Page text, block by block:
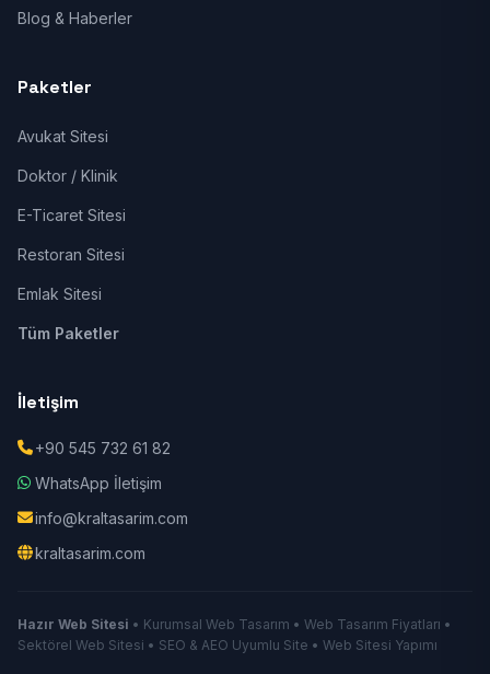
Blog & Haberler
Paketler
Avukat Sitesi
Doktor / Klinik
E-Ticaret Sitesi
Restoran Sitesi
Emlak Sitesi
Tüm Paketler
İletişim
+90 545 732 61 82
WhatsApp İletişim
info@kraltasarim.com
kraltasarim.com
Hazır Web Sitesi • Kurumsal Web Tasarım • Web Tasarım Fiyatları •
Sektörel Web Sitesi • SEO & AEO Uyumlu Site • Web Sitesi Yapımı